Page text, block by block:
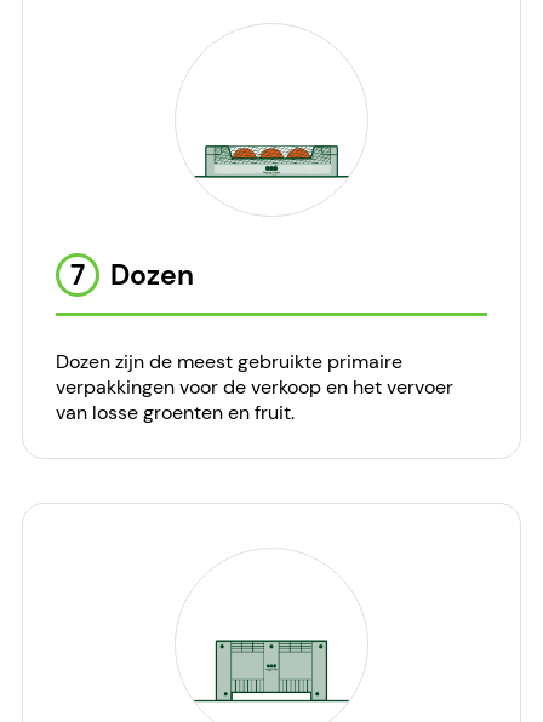
7 Dozen
Dozen zijn de meest gebruikte primaire
verpakkingen voor de verkoop en het vervoer
van losse groenten en fruit.